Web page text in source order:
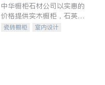
中华橱柜石材公司以实惠的
价格提供实木橱柜，石英石
台面，多种优质不锈钢水
瓷砖橱柜
室内设计